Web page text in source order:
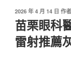
發
佈
於
2026 年 4 月 14 日 作
苗栗眼科
雷射推薦